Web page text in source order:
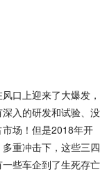
口上迎来了大爆发，
入的研发和试验、没
场！但是2018年开
重冲击下，这些三四
些车企到了生死存亡